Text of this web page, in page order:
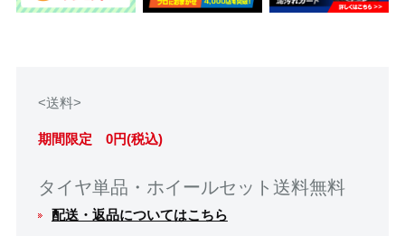
<送料>
期間限定 0円(税込)
タイヤ単品・ホイールセット送料無料
配送・返品についてはこちら